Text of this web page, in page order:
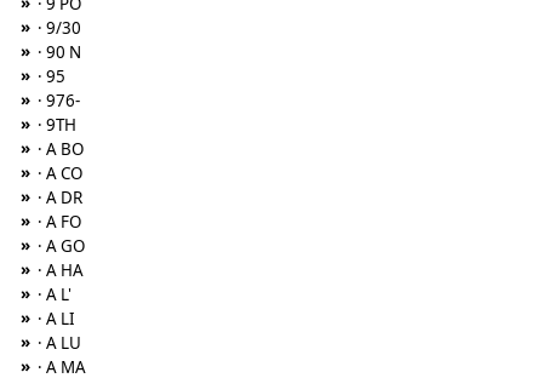
» · 9/30
» · 90 N
» · 95
» · 976-
» · 9TH
» · A BO
» · A CO
» · A DR
» · A FO
» · A GO
» · A HA
» · A L'
» · A LI
» · A LU
» · A MA